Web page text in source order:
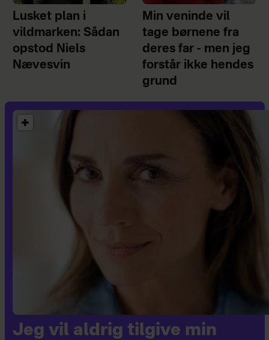
Lusket plan i
vildmarken: Sådan
opstod Niels
Nævesvin
Min veninde vil
tage børnene fra
deres far - men jeg
forstår ikke hendes
grund
Jeg vil aldrig tilgive min